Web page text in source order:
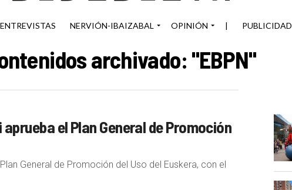
ENTREVISTAS NERVIÓN-IBAIZABAL OPINIÓN | PUBLICIDAD
archivado: "EBPN"
el Plan General de Promoción
General de Promoción del Uso del Euskera, con el